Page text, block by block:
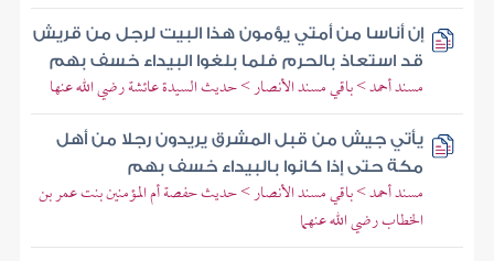
إن أناسا من أمتي يؤمون هذا البيت لرجل من قريش
قد استعاذ بالحرم فلما بلغوا البيداء خسف بهم
مسند أحمد > باقي مسند الأنصار > حديث السيدة عائشة رضي الله عنها
يأتي جيش من قبل المشرق يريدون رجلا من أهل
مكة حتى إذا كانوا بالبيداء خسف بهم
مسند أحمد > باقي مسند الأنصار > حديث حفصة أم المؤمنين بنت عمر بن
الخطاب رضي الله عنهما